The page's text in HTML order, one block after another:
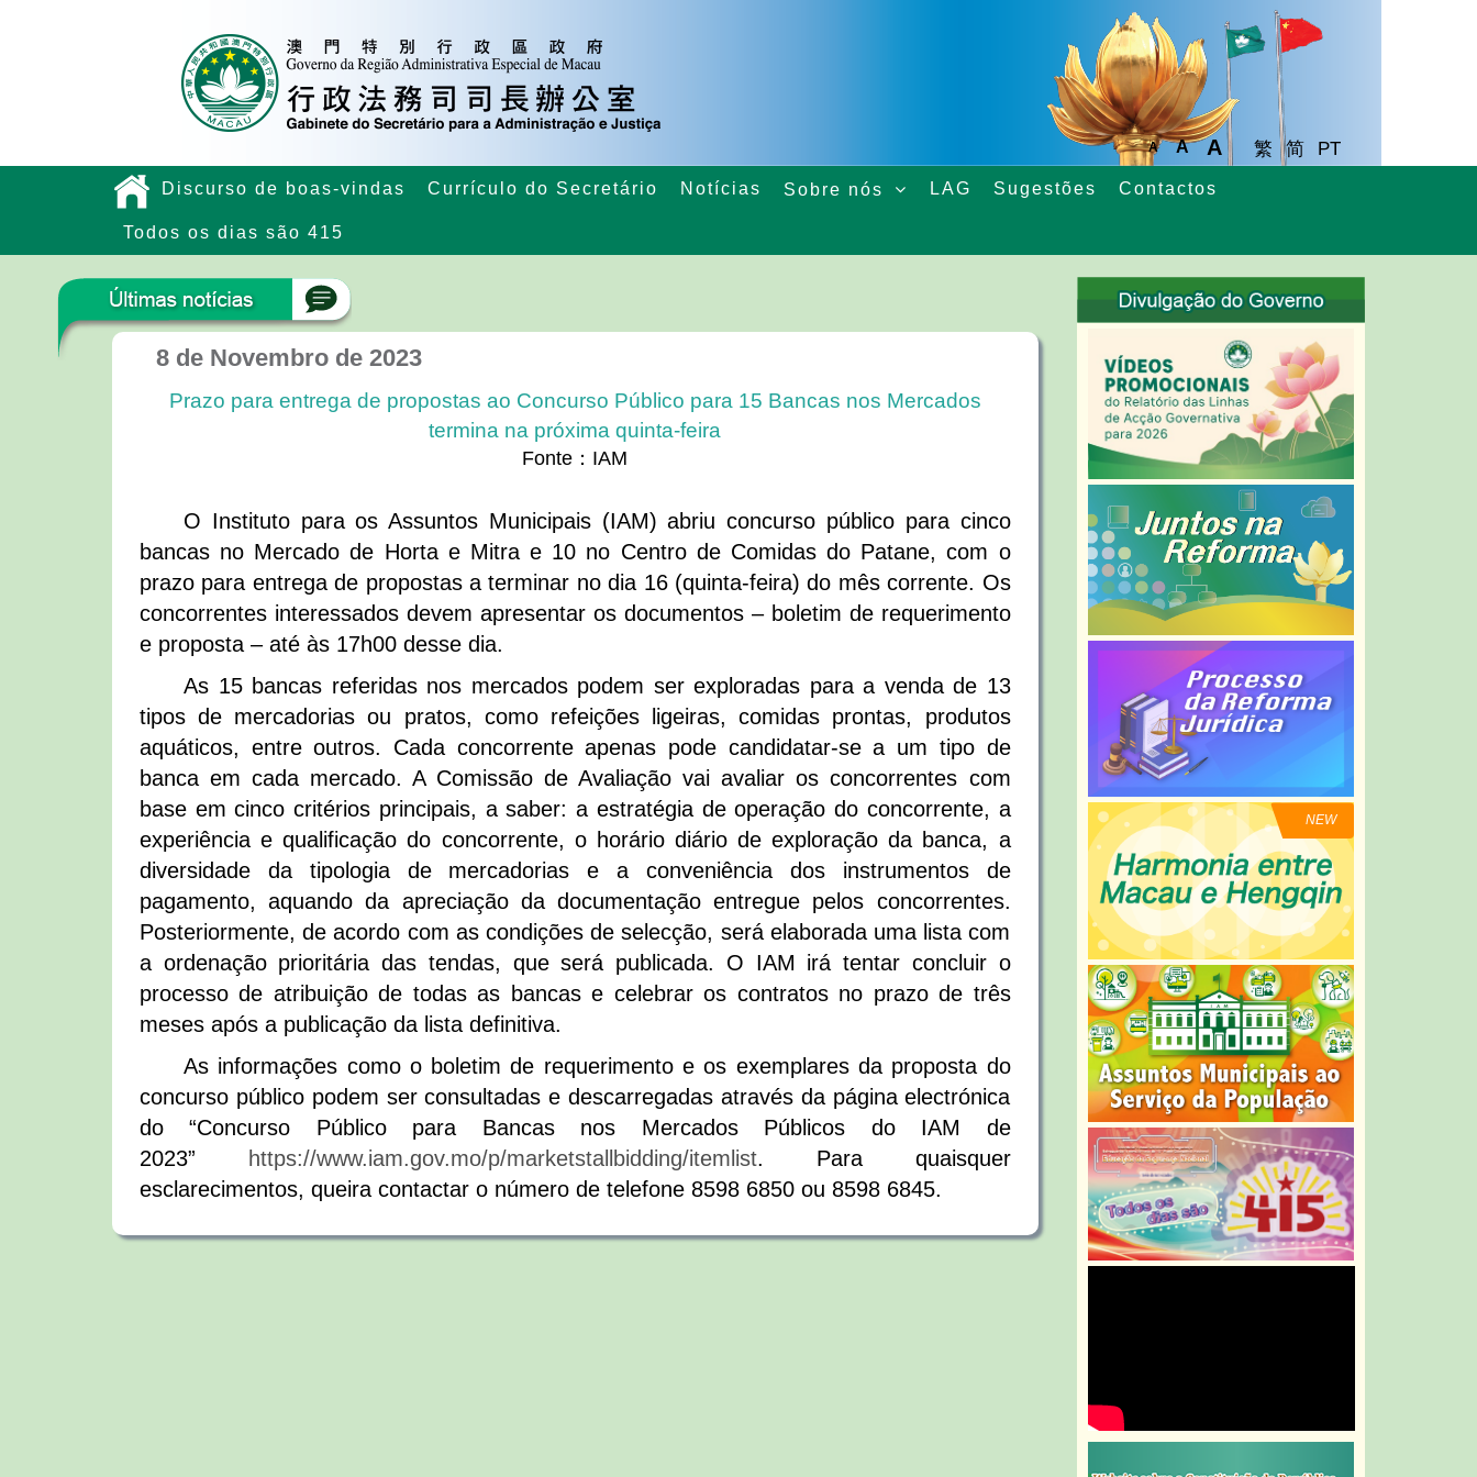
A A A 繁 简 PT
Discurso de boas-vindas Currículo do Secretário Notícias Sobre nós LAG Sugestões Contactos
Todos os dias são 415
8 de Novembro de 2023
Prazo para entrega de propostas ao Concurso Público para 15 Bancas nos Mercados
termina na próxima quinta-feira
Fonte：IAM
O Instituto para os Assuntos Municipais (IAM) abriu concurso público para cinco
bancas no Mercado de Horta e Mitra e 10 no Centro de Comidas do Patane, com o
prazo para entrega de propostas a terminar no dia 16 (quinta-feira) do mês corrente. Os
concorrentes interessados devem apresentar os documentos – boletim de requerimento
e proposta – até às 17h00 desse dia.
As 15 bancas referidas nos mercados podem ser exploradas para a venda de 13
tipos de mercadorias ou pratos, como refeições ligeiras, comidas prontas, produtos
aquáticos, entre outros. Cada concorrente apenas pode candidatar-se a um tipo de
banca em cada mercado. A Comissão de Avaliação vai avaliar os concorrentes com
base em cinco critérios principais, a saber: a estratégia de operação do concorrente, a
experiência e qualificação do concorrente, o horário diário de exploração da banca, a
diversidade da tipologia de mercadorias e a conveniência dos instrumentos de
pagamento, aquando da apreciação da documentação entregue pelos concorrentes.
Posteriormente, de acordo com as condições de selecção, será elaborada uma lista com
a ordenação prioritária das tendas, que será publicada. O IAM irá tentar concluir o
processo de atribuição de todas as bancas e celebrar os contratos no prazo de três
meses após a publicação da lista definitiva.
As informações como o boletim de requerimento e os exemplares da proposta do
concurso público podem ser consultadas e descarregadas através da página electrónica
do “Concurso Público para Bancas nos Mercados Públicos do IAM de
2023”
https://www.iam.gov.mo/p/marketstallbidding/itemlist. Para quaisquer
esclarecimentos, queira contactar o número de telefone 8598 6850 ou 8598 6845.
NEW